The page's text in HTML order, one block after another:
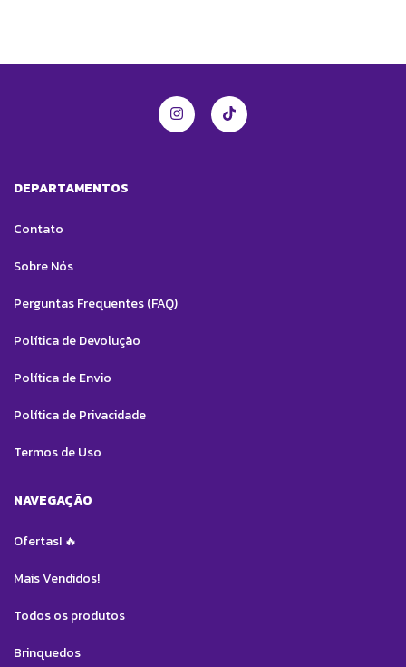
DEPARTAMENTOS
Contato
Sobre Nós
Perguntas Frequentes (FAQ)
Política de Devolução
Política de Envio
Política de Privacidade
Termos de Uso
NAVEGAÇÃO
Ofertas! 🔥
Mais Vendidos!
Todos os produtos
Brinquedos